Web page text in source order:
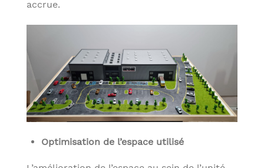
accrue.
Optimisation de l’espace utilisé